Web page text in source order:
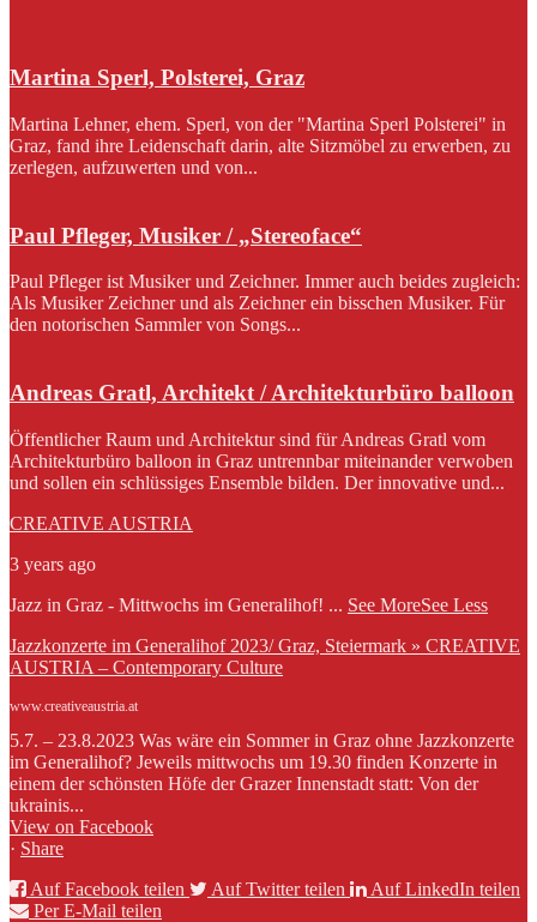
Martina Sperl, Polsterei, Graz
Martina Lehner, ehem. Sperl, von der "Martina Sperl Polsterei" in
Graz, fand ihre Leidenschaft darin, alte Sitzmöbel zu erwerben, zu
zerlegen, aufzuwerten und von...
Paul Pfleger, Musiker / „Stereoface“
Paul Pfleger ist Musiker und Zeichner. Immer auch beides zugleich:
Als Musiker Zeichner und als Zeichner ein bisschen Musiker. Für
den notorischen Sammler von Songs...
Andreas Gratl, Architekt / Architekturbüro balloon
Öffentlicher Raum und Architektur sind für Andreas Gratl vom
Architekturbüro balloon in Graz untrennbar miteinander verwoben
und sollen ein schlüssiges Ensemble bilden. Der innovative und...
CREATIVE AUSTRIA
3 years ago
Jazz in Graz - Mittwochs im Generalihof! ... See MoreSee Less
Jazzkonzerte im Generalihof 2023/ Graz, Steiermark » CREATIVE
AUSTRIA – Contemporary Culture
www.creativeaustria.at
5.7. – 23.8.2023 Was wäre ein Sommer in Graz ohne Jazzkonzerte
im Generalihof? Jeweils mittwochs um 19.30 finden Konzerte in
einem der schönsten Höfe der Grazer Innenstadt statt: Von der
ukrainis...
View on Facebook
· Share
Auf Facebook teilen
Auf Twitter teilen
Auf LinkedIn teilen
Per E-Mail teilen